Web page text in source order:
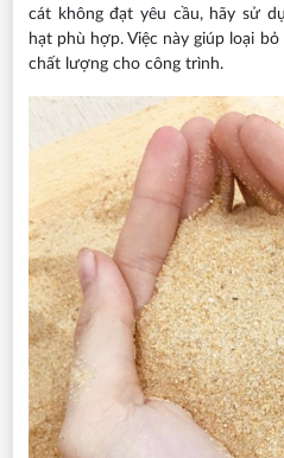
cát không đạt yêu cầu, hãy sử
hạt phù hợp. Việc này giúp loại
chất lượng cho công trình.